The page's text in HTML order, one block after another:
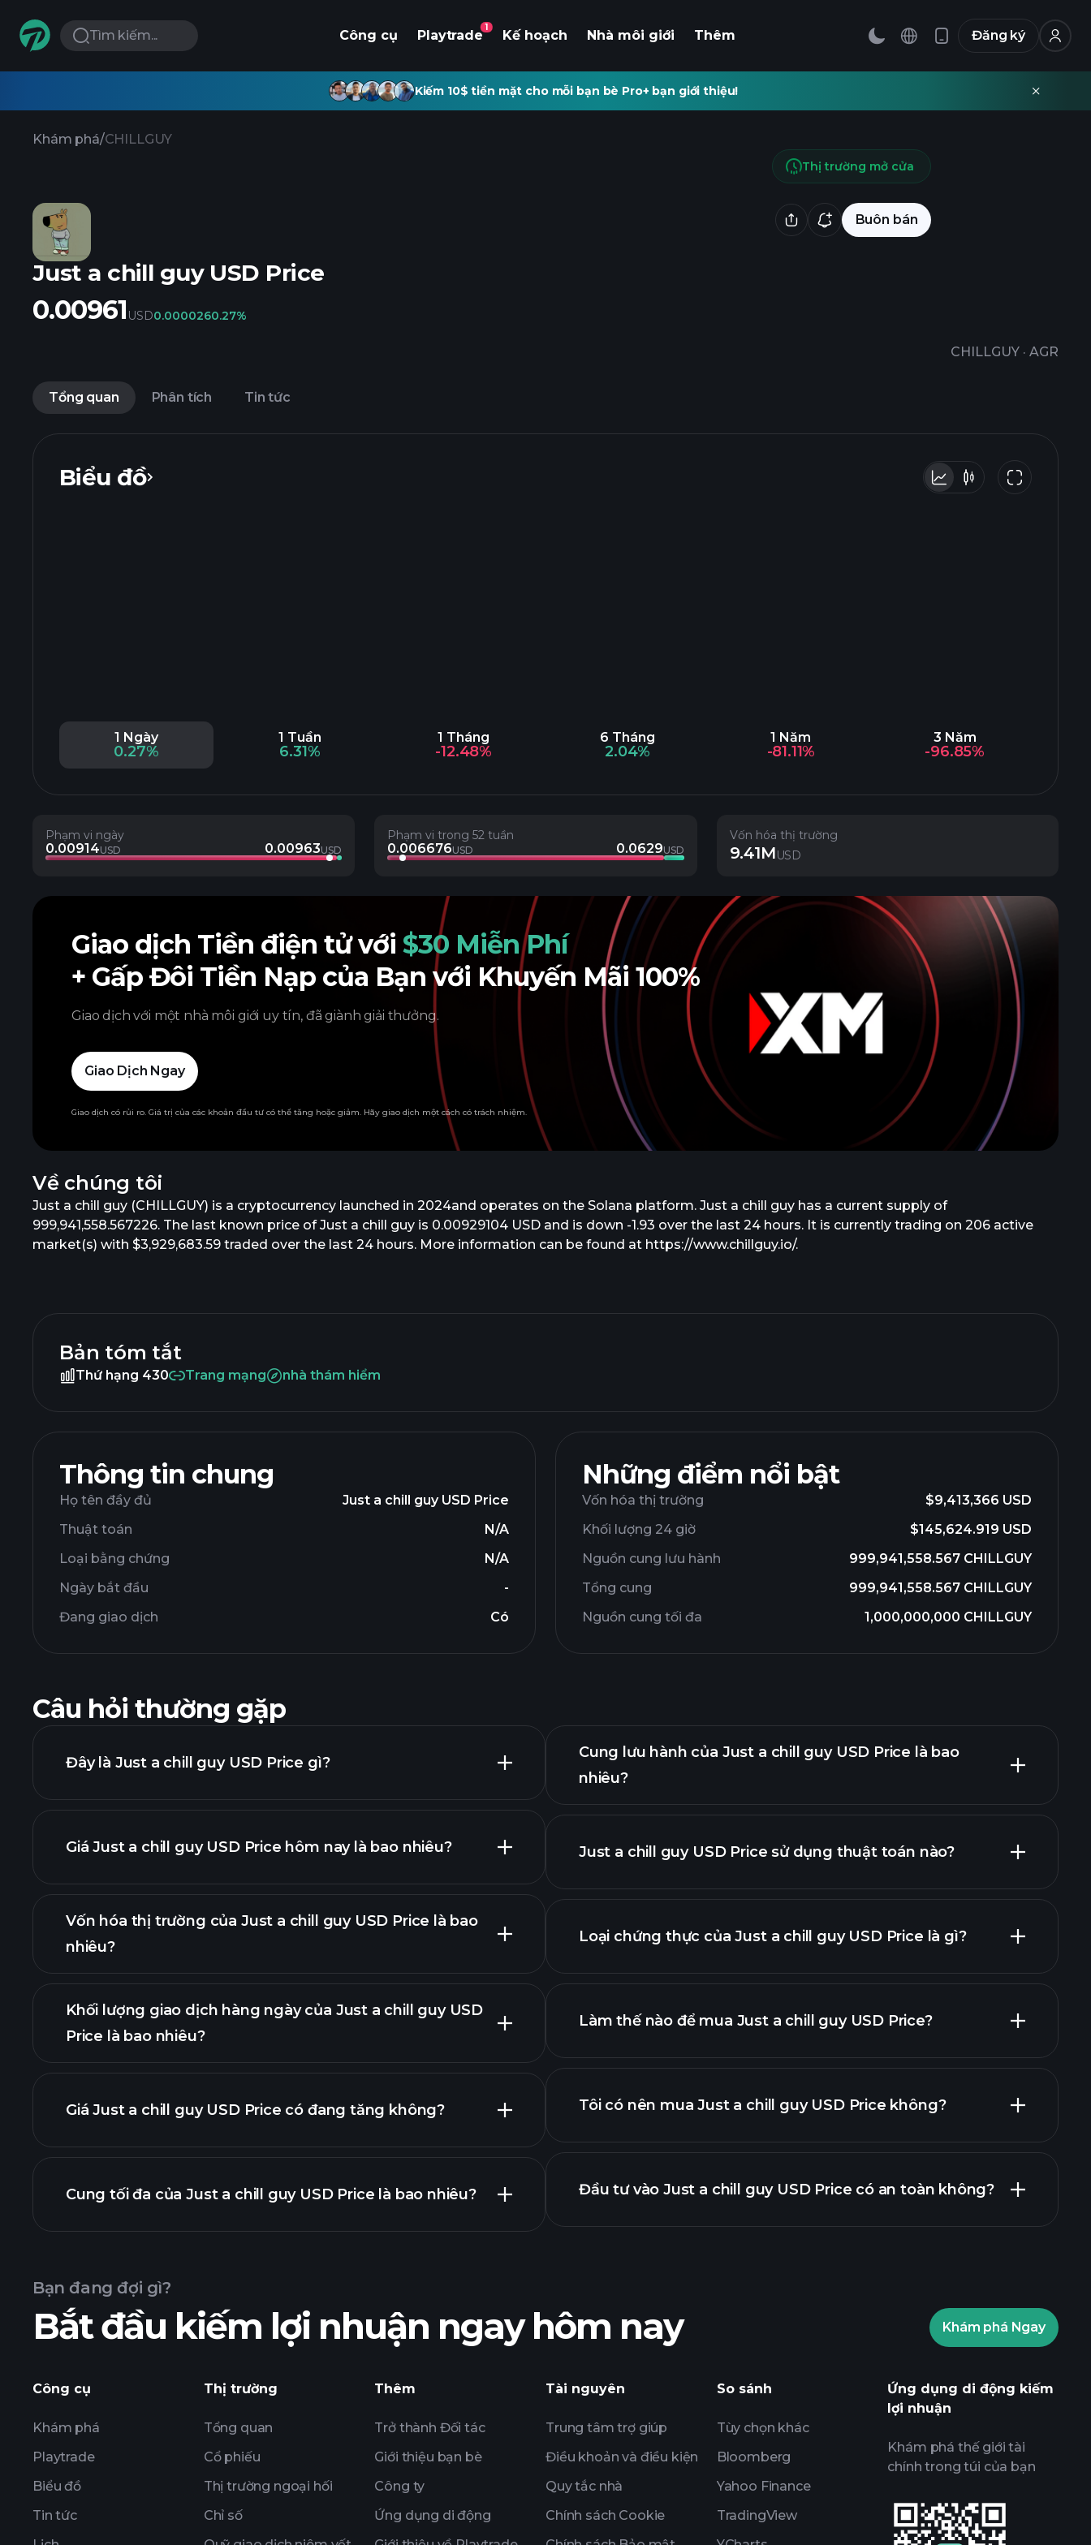
Tìm kiếm... Công cụ Playtrade
1
Kế hoạch Nhà môi giới Thêm Đăng ký
Kiếm 10$ tiền mặt cho mỗi bạn bè Pro+ bạn giới thiệu!
Khám phá/CHILLGUY
Buôn bán
Just a chill guy USD Price
CHILLGUY · AGR
Thị trường mở cửa
0.00961 USD0.0000260.27%
Tổng quan Phân tích Tin tức
Biểu đồ
1 Ngày
0.27%
1 Tuần
6.31%
1 Tháng
-12.48%
6 Tháng
2.04%
1 Năm
-81.11%
3 Năm
-96.85%
Về chúng tôi
Just a chill guy (CHILLGUY) is a cryptocurrency launched in 2024and operates on the Solana platform. Just a chill guy has a current supply of
999,941,558.567226. The last known price of Just a chill guy is 0.00929104 USD and is down -1.93 over the last 24 hours. It is currently trading on 206 active
market(s) with $3,929,683.59 traded over the last 24 hours. More information can be found at https://www.chillguy.io/.
Phạm vi ngày
0.00914USD 0.00963USD
Phạm vi trong 52 tuần
0.006676USD 0.0629USD
Vốn hóa thị trường
9.41MUSD
Bản tóm tắt
Thứ hạng 430 Trang mạng nhà thám hiểm
Thông tin chung
Họ tên đầy đủ
Just a chill guy USD Price
Thuật toán
N/A
Loại bằng chứng
N/A
Ngày bắt đầu
-
Đang giao dịch
Có
Những điểm nổi bật
Vốn hóa thị trường
$9,413,366 USD
Khối lượng 24 giờ
$145,624.919 USD
Nguồn cung lưu hành
999,941,558.567 CHILLGUY
Tổng cung
999,941,558.567 CHILLGUY
Nguồn cung tối đa
1,000,000,000 CHILLGUY
Giao dịch Tiền điện tử với $30 Miễn Phí
+ Gấp Đôi Tiền Nạp của Bạn với Khuyến Mãi 100%
Giao dịch với một nhà môi giới uy tín, đã giành giải thưởng.
Giao Dịch Ngay
Giao dịch có rủi ro. Giá trị của các khoản đầu tư có thể tăng hoặc giảm. Hãy giao dịch một cách có trách nhiệm.
Câu hỏi thường gặp
Đây là Just a chill guy USD Price gì?
Giá Just a chill guy USD Price hôm nay là bao nhiêu?
biểu đồ nâng cao
Vốn hóa thị trường của Just a chill guy USD Price là bao
nhiêu?
danh sách tiền điện tử
Khối lượng giao dịch hàng ngày của Just a chill guy USD
Price là bao nhiêu?
Giá Just a chill guy USD Price có đang tăng không?
biểu đồ Just a chill guy
Cung tối đa của Just a chill guy USD Price là bao nhiêu?
Cung lưu hành của Just a chill guy USD Price là bao
nhiêu?
Just a chill guy USD Price sử dụng thuật toán nào?
Loại chứng thực của Just a chill guy USD Price là gì?
Làm thế nào để mua Just a chill guy USD Price?
Các giải đấu Playtrade
nhà môi giới được đề xuất
Tôi có nên mua Just a chill guy USD Price không?
Các giải đấu Playtrade
Thông tin thị
Đầu tư vào Just a chill guy USD Price có an toàn không?
Các giải đấu Playtrade
Thông tin thị
trường hàng ngày sử dụng AI
Danh sách
mục đầu tư của tỷ phú
Bạn đang đợi gì?
Bắt đầu kiếm lợi nhuận ngay hôm nay Khám phá Ngay
Công cụ
Khám phá
Playtrade
Biểu đồ
Tin tức
Thị trường
Tổng quan
Cổ phiếu
Thị trường ngoại hối
Chỉ số
Thêm
Trở thành Đối tác
Giới thiệu bạn bè
Công ty
Ứng dụng di động
Tài nguyên
Trung tâm trợ giúp
Điều khoản và điều kiện
Quy tắc nhà
Chính sách Cookie
So sánh
Tùy chọn khác
Bloomberg
Yahoo Finance
TradingView
Ứng dụng di động kiếm
lợi nhuận
Khám phá thế giới tài
chính trong túi của bạn